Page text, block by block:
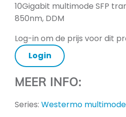
10Gigabit multimode SFP
850nm, DDM
Log-in om de prijs voor dit
Login
MEER INFO:
Series: Westermo